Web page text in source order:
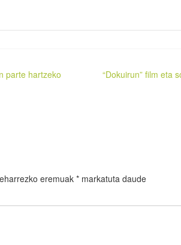
parte hartzeko
“Dokuirun” film eta
eremuak* markatuta daude